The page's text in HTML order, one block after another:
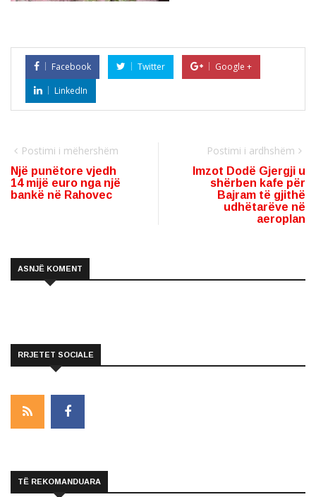
Facebook Twitter
Google +
LinkedIn
Postimi i mëhershëm
Një punëtore vjedh
14 mijë euro nga një
bankë në Rahovec
Postimi i ardhshëm
Imzot Dodë Gjergji u
shërben kafe për
Bajram të gjithë
udhëtarëve në
aeroplan
ASNJË KOMENT
RRJETET SOCIALE
TË REKOMANDUARA